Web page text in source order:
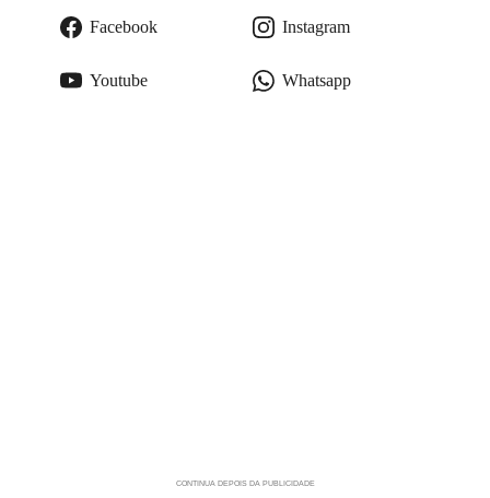
Facebook Instagram
Youtube Whatsapp